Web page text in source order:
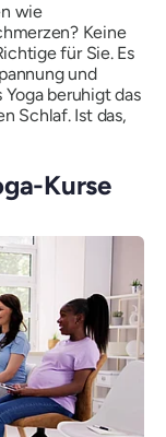
wie
Keine
für Sie. Es
und
Yoga beruhigt das
Schlaf. Ist das,
Kurse